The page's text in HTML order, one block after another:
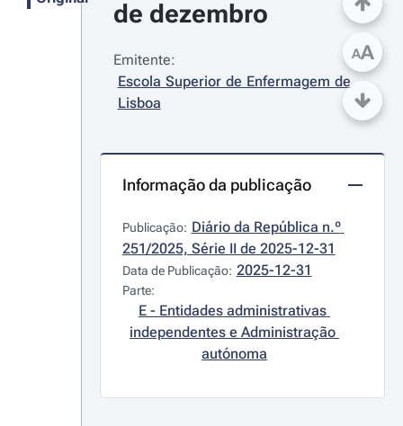
de dezembro
Emitente:
Escola Superior de Enfermagem de
Lisboa
Informação da publicação
Publicação: Diário da República n.º
251/2025, Série II de 2025-12-31
Data de Publicação: 2025-12-31
Parte:
E - Entidades administrativas
independentes e Administração
autónoma
AA